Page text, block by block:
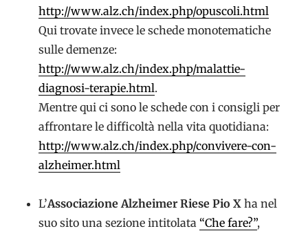
http://www.alz.ch/index.php/opuscoli.html
Qui trovate invece le schede monotematiche
sulle demenze:
http://www.alz.ch/index.php/malattie-
diagnosi-terapie.html.
Mentre qui ci sono le schede con i consigli per
affrontare le difficoltà nella vita quotidiana:
http://www.alz.ch/index.php/convivere-con-
alzheimer.html
L’Associazione Alzheimer Riese Pio X ha nel
suo sito una sezione intitolata “Che fare?”,